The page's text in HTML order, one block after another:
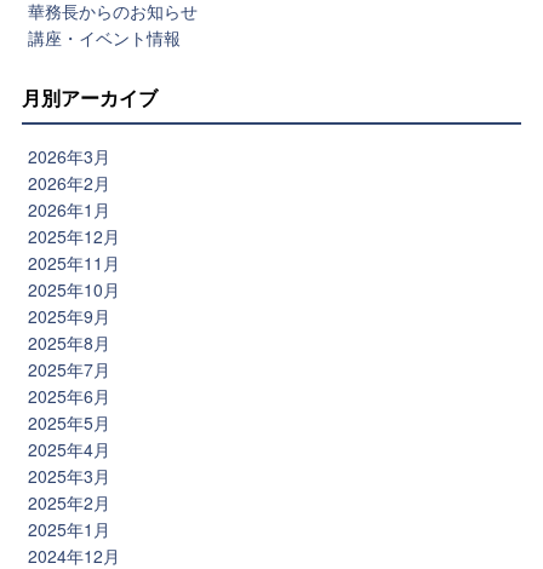
華務長からのお知らせ
講座・イベント情報
月別アーカイブ
2026年3月
2026年2月
2026年1月
2025年12月
2025年11月
2025年10月
2025年9月
2025年8月
2025年7月
2025年6月
2025年5月
2025年4月
2025年3月
2025年2月
2025年1月
2024年12月